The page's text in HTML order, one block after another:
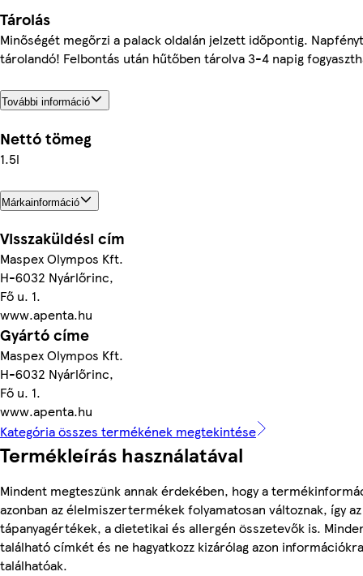
Tárolás
Minőségét megőrzi a palack oldalán jelzett időpontig.
tárolandó! Felbontás után hűtőben tárolva 3-4 napig
További információ
Nettó tömeg
1.5l
Márkainformáció
Visszaküldési cím
Maspex Olympos Kft.
H-6032 Nyárlőrinc,
Fő u. 1.
www.apenta.hu
Gyártó címe
Maspex Olympos Kft.
H-6032 Nyárlőrinc,
Fő u. 1.
www.apenta.hu
Kategória összes termékének megtekintése
Termékleírás használatával
Mindent megteszünk annak érdekében, hogy a
azonban az élelmiszertermékek folyamatosan változnak, így
tápanyagértékek, a dietetikai és allergén összetevők is.
található címkét és ne hagyatkozz kizárólag azon
találhatóak.